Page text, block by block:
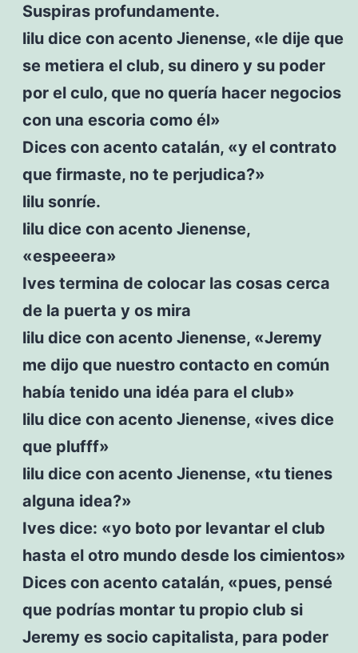
Suspiras profundamente.
lilu dice con acento Jienense, «le dije que
se metiera el club, su dinero y su poder
por el culo, que no quería hacer negocios
con una escoria como él»
Dices con acento catalán, «y el contrato
que firmaste, no te perjudica?»
lilu sonríe.
lilu dice con acento Jienense,
«espeeera»
Ives termina de colocar las cosas cerca
de la puerta y os mira
lilu dice con acento Jienense, «Jeremy
me dijo que nuestro contacto en común
había tenido una idéa para el club»
lilu dice con acento Jienense, «ives dice
que plufff»
lilu dice con acento Jienense, «tu tienes
alguna idea?»
Ives dice: «yo boto por levantar el club
hasta el otro mundo desde los cimientos»
Dices con acento catalán, «pues, pensé
que podrías montar tu propio club si
Jeremy es socio capitalista, para poder